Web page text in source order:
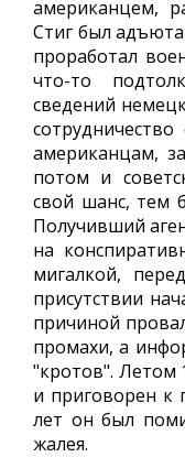
американцем,
Стиг был
проработал
что-то
сведений
американцам,
потом и
свой шанс, тем
Получивший
на
мигалкой,
присутствии
причиной
промахи, а
"кротов". Летом
и приговорен к
лет он был
жалея.